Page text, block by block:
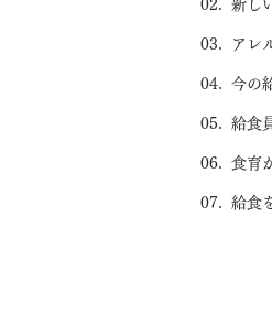
02. 新し
03. アレ
04. 今の
05. 給食
06. 食育
07. 給食